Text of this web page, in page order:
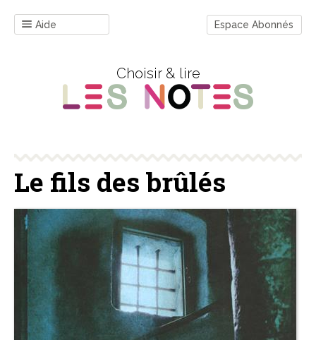
Aide Espace Abonnés
Choisir & lire
Le fils des brûlés